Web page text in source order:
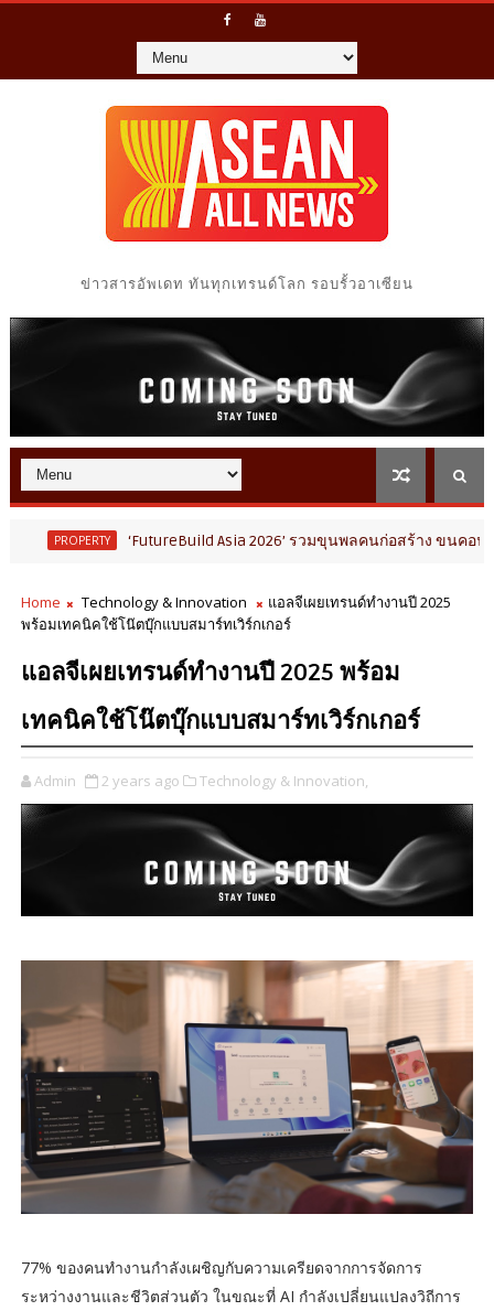
ข่าวสารอัพเดท ทันทุกเทรนด์โลก รอบรั้วอาเซียน
‘FutureBuild Asia 2026’ รวมขุนพลคนก่อสร้าง ขนคอนเทนต์-นิทรร
Home Technology & Innovation
แอลจีเผยเทรนด์ทำงานปี 2025
พร้อมเทคนิคใช้โน๊ตบุ๊กแบบสมาร์ทเวิร์กเกอร์
แอลจีเผยเทรนด์ทำงานปี 2025 พร้อม
เทคนิคใช้โน๊ตบุ๊กแบบสมาร์ทเวิร์กเกอร์
Admin 2 years ago Technology & Innovation,
77% ของคนทำงานกำลังเผชิญกับความเครียดจากการจัดการ
ระหว่างงานและชีวิตส่วนตัว ในขณะที่ AI กำลังเปลี่ยนแปลงวิถีการ